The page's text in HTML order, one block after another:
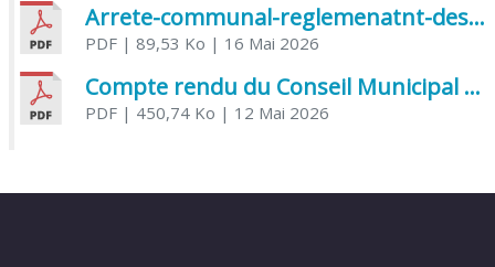
Arrete-communal-reglemenatnt-des-bruits-de-voisinage-et-des-activites-bruyantes
PDF| 89,53 Ko | 16 Mai 2026
Compte rendu du Conseil Municipal du 06 mai 2026
PDF| 450,74 Ko | 12 Mai 2026